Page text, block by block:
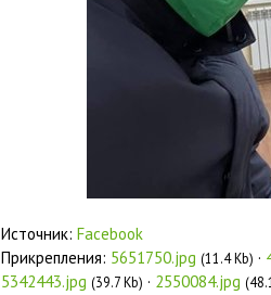
Источник: Facebook
Прикрепления: 5651750.jpg (11.4 Kb) ·
5342443.jpg (39.7 Kb) · 2550084.jpg